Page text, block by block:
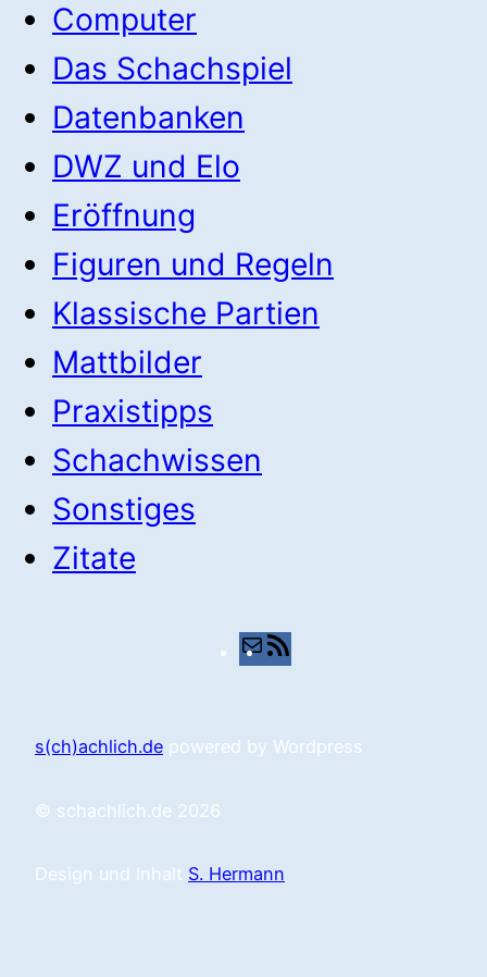
Computer
Das Schachspiel
Datenbanken
DWZ und Elo
Eröffnung
Figuren und Regeln
Klassische Partien
Mattbilder
Praxistipps
Schachwissen
Sonstiges
Zitate
E-
MailFeed
s(ch)achlich.de powered by Wordpress
© schachlich.de 2026
Design und Inhalt S. Hermann